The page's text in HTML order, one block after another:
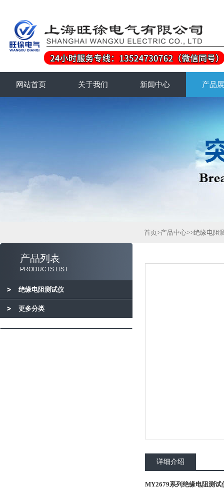
网站首页 关于我们 新闻中心 产品
产品列表
PRODUCTS LIST
绝缘电阻测试仪
更多分类
首页>产品中心>>绝缘电阻
详细介绍
MY2679系列绝缘电阻测试